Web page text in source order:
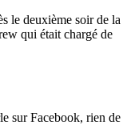
le deuxième soir de la
qui était chargé de
sur Facebook, rien de